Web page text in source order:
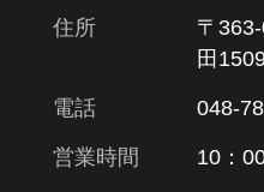
住所
〒
田
電話 048-
営業時間 10：